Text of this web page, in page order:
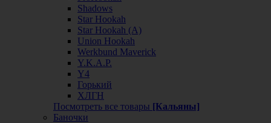
Shadows
Star Hookah
Star Hookah (А)
Union Hookah
Werkbund Maverick
Y.K.A.P.
Y4
Горький
ХЛГН
Посмотреть все товары [Кальяны]
Баночки